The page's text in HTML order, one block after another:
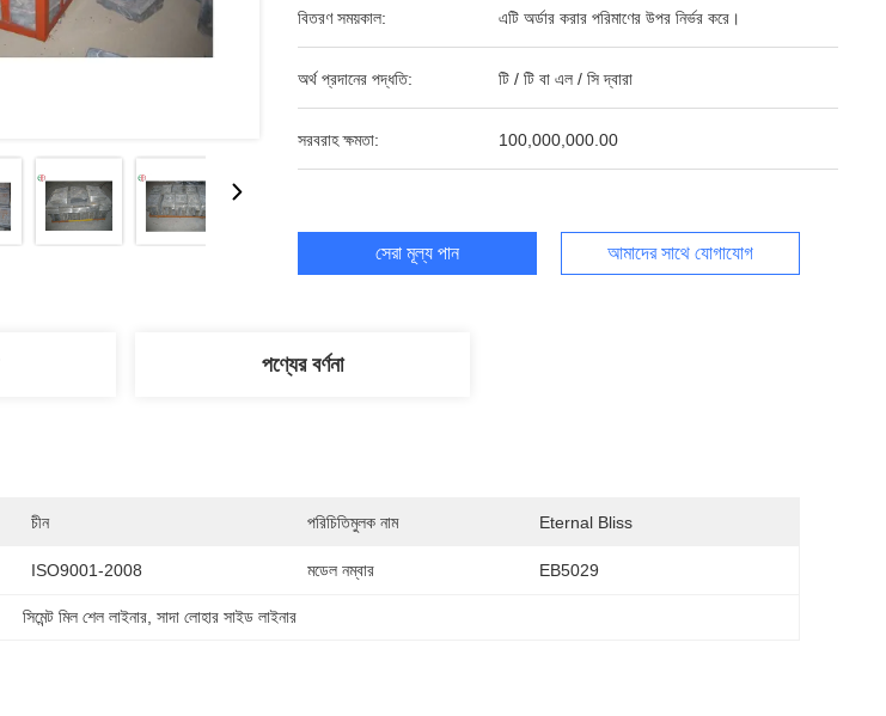
বিতরণ সময়কাল: এটি অর্ডার করার পরিমাণের উপর নির্ভর করে।
অর্থ প্রদানের পদ্ধতি: টি / টি বা এল / সি দ্বারা
সরবরাহ ক্ষমতা: 100,000,000.00
সেরা মূল্য পান আমাদের সাথে যোগাযোগ
পণ্যের বর্ণনা
চীন পরিচিতিমুলক নাম Eternal Bliss
ISO9001-2008 মডেল নম্বার EB5029
সিমেন্ট মিল শেল লাইনার , সাদা লোহার সাইড লাইনার